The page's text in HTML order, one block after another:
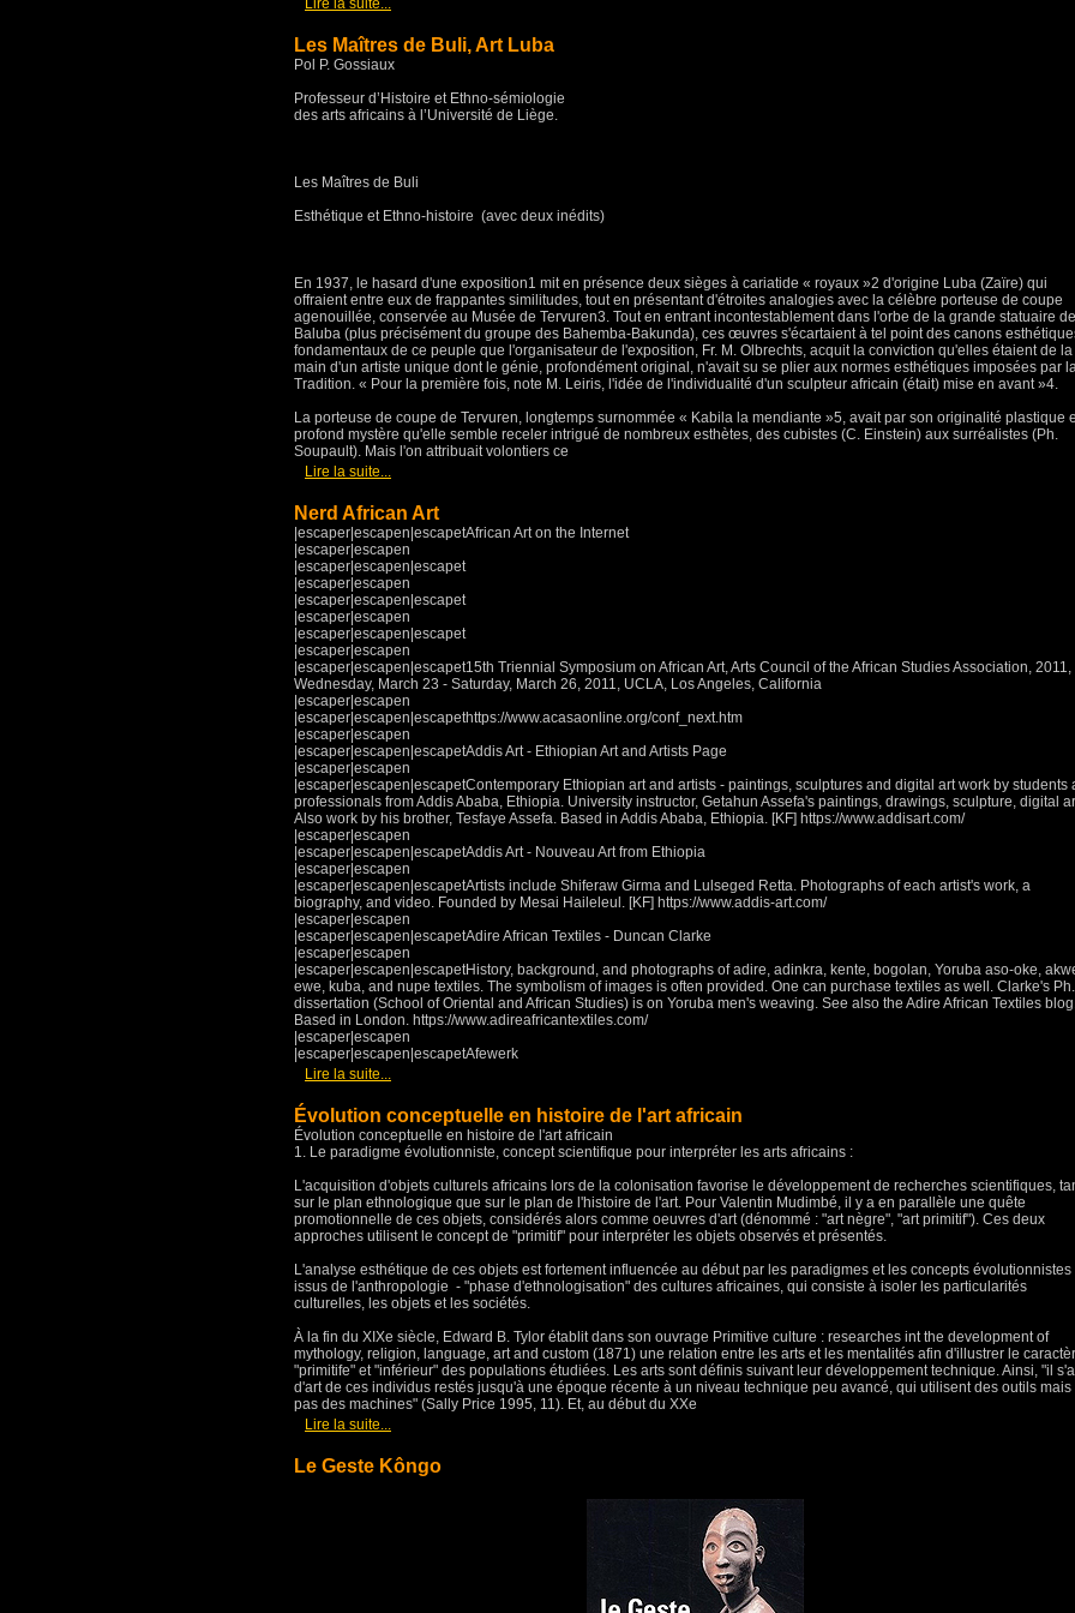
Lire la suite...
Les Maîtres de Buli, Art Luba
Pol P. Gossiaux
Professeur d’Histoire et Ethno-sémiologie
des arts africains à l’Université de Liège.
Les Maîtres de Buli
Esthétique et Ethno-histoire (avec deux inédits)
En 1937, le hasard d'une exposition1 mit en présence deux sièges à cariatide « royaux »2 d'origine Luba (Zaïre) qui
offraient entre eux de frappantes similitudes, tout en présentant d'étroites analogies avec la célèbre porteuse de coupe
agenouillée, conservée au Musée de Tervuren3. Tout en entrant incontestablement dans l'orbe de la grande statuaire
Baluba (plus précisément du groupe des Bahemba-Bakunda), ces œuvres s'écartaient à tel point des canons
fondamentaux de ce peuple que l'organisateur de l'exposition, Fr. M. Olbrechts, acquit la conviction qu'elles étaient de la
main d'un artiste unique dont le génie, profondément original, n'avait su se plier aux normes esthétiques imposées par
Tradition. « Pour la première fois, note M. Leiris, l'idée de l'individualité d'un sculpteur africain (était) mise en avant »4.
La porteuse de coupe de Tervuren, longtemps surnommée « Kabila la mendiante »5, avait par son originalité plastique
profond mystère qu'elle semble receler intrigué de nombreux esthètes, des cubistes (C. Einstein) aux surréalistes (Ph.
Soupault). Mais l'on attribuait volontiers ce
Lire la suite...
Nerd African Art
|escaper|escapen|escapetAfrican Art on the Internet
|escaper|escapen
|escaper|escapen|escapet
|escaper|escapen
|escaper|escapen|escapet
|escaper|escapen
|escaper|escapen|escapet
|escaper|escapen
|escaper|escapen|escapet15th Triennial Symposium on African Art, Arts Council of the African Studies Association, 2011,
Wednesday, March 23 - Saturday, March 26, 2011, UCLA, Los Angeles, California
|escaper|escapen
|escaper|escapen|escapethttps://www.acasaonline.org/conf_next.htm
|escaper|escapen
|escaper|escapen|escapetAddis Art - Ethiopian Art and Artists Page
|escaper|escapen
|escaper|escapen|escapetContemporary Ethiopian art and artists - paintings, sculptures and digital art work by students
professionals from Addis Ababa, Ethiopia. University instructor, Getahun Assefa's paintings, drawings, sculpture, digital
Also work by his brother, Tesfaye Assefa. Based in Addis Ababa, Ethiopia. [KF] https://www.addisart.com/
|escaper|escapen
|escaper|escapen|escapetAddis Art - Nouveau Art from Ethiopia
|escaper|escapen
|escaper|escapen|escapetArtists include Shiferaw Girma and Lulseged Retta. Photographs of each artist's work, a
biography, and video. Founded by Mesai Haileleul. [KF] https://www.addis-art.com/
|escaper|escapen
|escaper|escapen|escapetAdire African Textiles - Duncan Clarke
|escaper|escapen
|escaper|escapen|escapetHistory, background, and photographs of adire, adinkra, kente, bogolan, Yoruba aso-oke,
ewe, kuba, and nupe textiles. The symbolism of images is often provided. One can purchase textiles as well. Clarke's
dissertation (School of Oriental and African Studies) is on Yoruba men's weaving. See also the Adire African Textiles
Based in London. https://www.adireafricantextiles.com/
|escaper|escapen
|escaper|escapen|escapetAfewerk
Lire la suite...
Évolution conceptuelle en histoire de l'art africain
Évolution conceptuelle en histoire de l'art africain
1. Le paradigme évolutionniste, concept scientifique pour interpréter les arts africains :
L'acquisition d'objets culturels africains lors de la colonisation favorise le développement de recherches scientifiques,
sur le plan ethnologique que sur le plan de l'histoire de l'art. Pour Valentin Mudimbé, il y a en parallèle une quête
promotionnelle de ces objets, considérés alors comme oeuvres d'art (dénommé : "art nègre", "art primitif"). Ces deux
approches utilisent le concept de "primitif" pour interpréter les objets observés et présentés.
L'analyse esthétique de ces objets est fortement influencée au début par les paradigmes et les concepts évolutionnistes
issus de l'anthropologie - "phase d'ethnologisation" des cultures africaines, qui consiste à isoler les particularités
culturelles, les objets et les sociétés.
À la fin du XIXe siècle, Edward B. Tylor établit dans son ouvrage Primitive culture : researches int the development of
mythology, religion, language, art and custom (1871) une relation entre les arts et les mentalités afin d'illustrer le
"primitife" et "inférieur" des populations étudiées. Les arts sont définis suivant leur développement technique. Ainsi, "il
d'art de ces individus restés jusqu'à une époque récente à un niveau technique peu avancé, qui utilisent des outils mais
pas des machines" (Sally Price 1995, 11). Et, au début du XXe
Lire la suite...
Le Geste Kôngo